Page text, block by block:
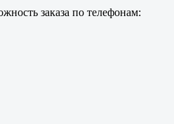
заказа по телефонам: